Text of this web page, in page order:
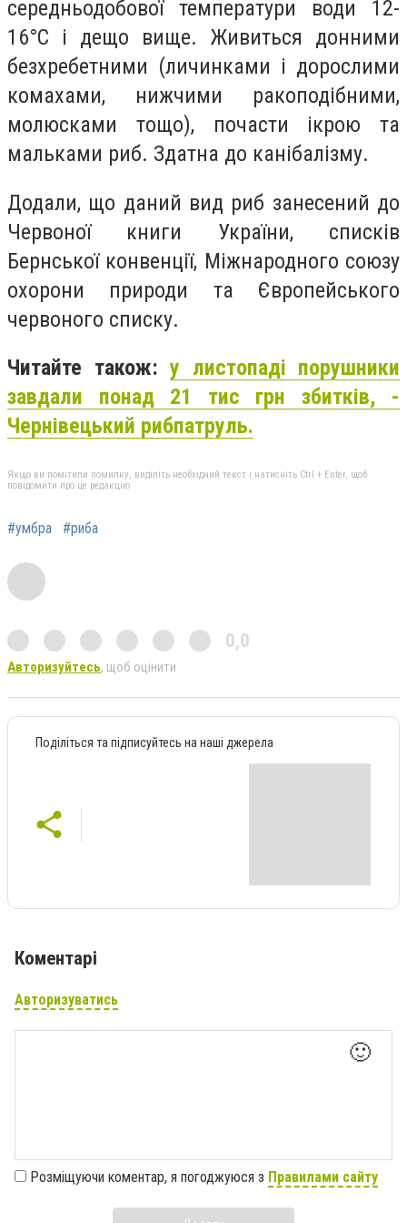
середньодобової температури води 12-
16°С і дещо вище. Живиться донними
безхребетними (личинками і дорослими
комахами, нижчими ракоподібними,
молюсками тощо), почасти ікрою та
мальками риб. Здатна до канібалізму.
Додали, що даний вид риб занесений до
Червоної книги України, списків
Бернської конвенції, Міжнародного союзу
охорони природи та Європейського
червоного списку.
Читайте також: у листопаді порушники
завдали понад 21 тис грн збитків, -
Чернівецький рибпатруль.
Якщо ви помітили помилку, виділіть необхідний текст і натисніть Ctrl + Enter, щоб
повідомити про це редакцію
#умбра #риба
0,0
Авторизуйтесь, щоб оцінити
Поділіться та підписуйтесь на наші джерела
Коментарі
Авторизуватись
🙂
Розміщуючи коментар, я погоджуюся з Правилами сайту